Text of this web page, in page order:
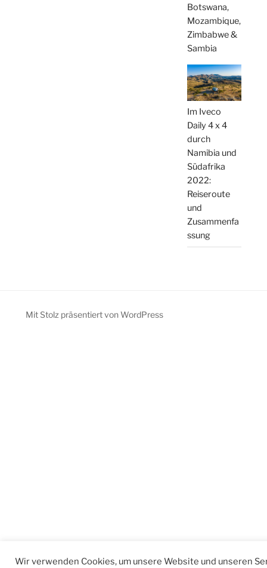
Botswana,
Mozambique,
Zimbabwe &
Sambia
Im Iveco
Daily 4 x 4
durch
Namibia und
Südafrika
2022:
Reiseroute
und
Zusammenfa
ssung
Mit Stolz präsentiert von WordPress
Wir verwenden Cookies, um unsere Website und unseren